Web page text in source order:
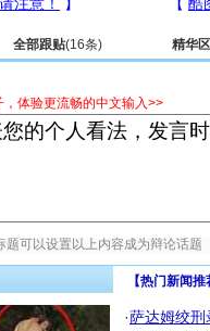
全部跟贴(16条) 精华区
体验更流畅的中文输入>>
【热门新闻
·萨达姆绞刑